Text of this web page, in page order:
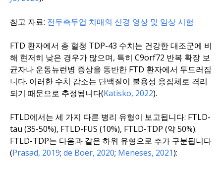
참고 자료: 전두측두엽 치매의 신경 영상 및 임상 시험
FTD 환자에서 총 혈청 TDP-43 수치는 건강한 대조군에 비
해 현저히 낮은 경우가 많으며, 특히 C9orf72 반복 확장 보
균자나 운동뉴런병 증상을 동반한 FTD 환자에서 두드러집
니다. 이러한 수치 감소는 단백질이 불용성 응집체로 격리
되기 때문으로 추정됩니다(Katisko, 2022).
FTLD에서는 세 가지 다른 병리 유형이 보고됩니다: FTLD-
tau (35-50%), FTLD-FUS (10%), FTLD-TDP (약 50%).
FTLD-TDP는 다음과 같은 하위 유형으로 추가 구분됩니다
(Prasad, 2019; de Boer, 2020; Meneses, 2021):